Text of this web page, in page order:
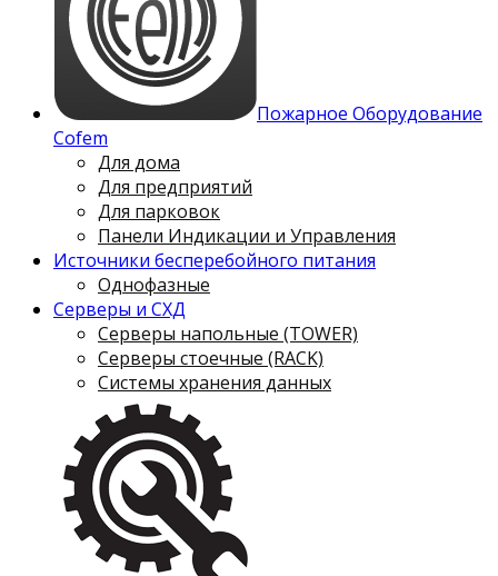
Пожарное Оборудование
Cofem
Для дома
Для предприятий
Для парковок
Панели Индикации и Управления
Источники бесперебойного питания
Однофазные
Серверы и СХД
Серверы напольные (TOWER)
Серверы стоечные (RACK)
Системы хранения данных